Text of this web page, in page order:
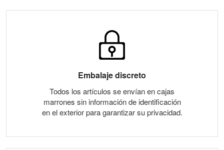
Embalaje discreto
Todos los artículos se envían en cajas
marrones sin información de identificación
en el exterior para garantizar su privacidad.